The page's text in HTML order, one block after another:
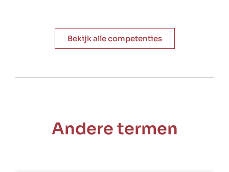
Bekijk alle competenties
Andere termen